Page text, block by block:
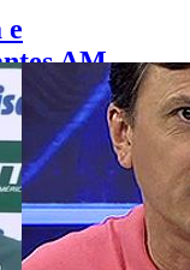
e
AM